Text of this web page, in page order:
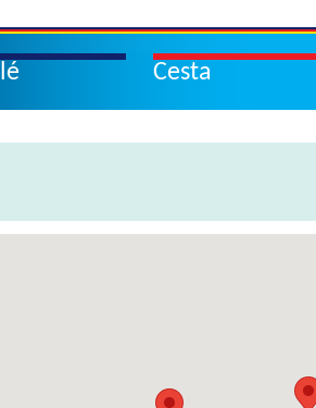
Cesta